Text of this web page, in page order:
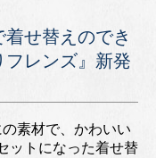
せ替えのでき
フレンズ』新発
素材で、かわいい
ットになった着せ替